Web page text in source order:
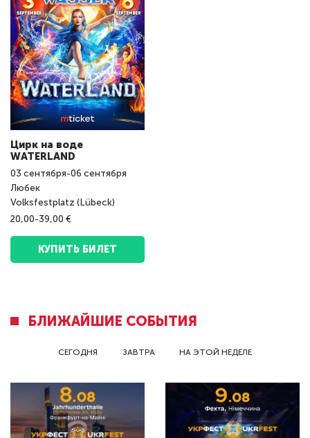
Цирк на воде
WATERLAND
03 сентября-06 сентября
Любек
Volksfestplatz (Lübeck)
20,00-39,00 €
КУПИТЬ БИЛЕТ
БЛИЖАЙШИЕ СОБЫТИЯ
СЕГОДНЯ ЗАВТРА НА ЭТОЙ НЕДЕЛЕ